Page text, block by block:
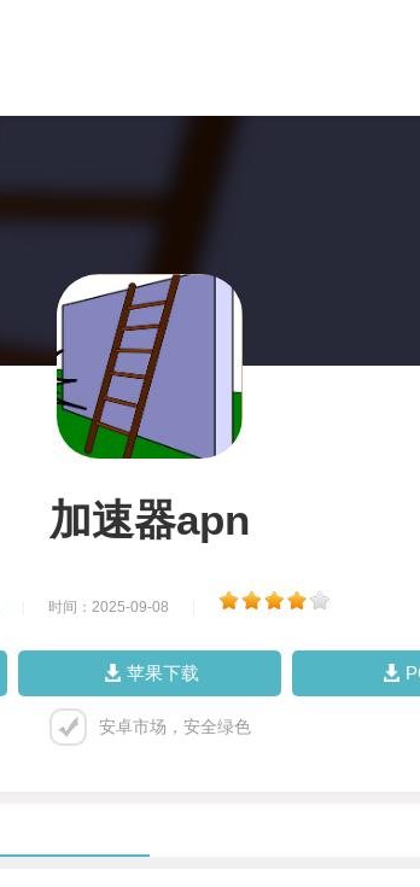
加速器apn
时间：2025-09-08
苹果下载
安卓市场，安全绿色